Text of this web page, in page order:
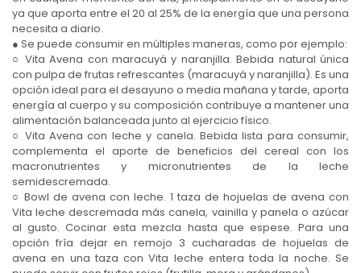
ya que aporta entre el 20 al 25% de la energía que una persona
necesita a diario.
● Se puede consumir en múltiples maneras, como por ejemplo:
○ Vita Avena con maracuyá y naranjilla. Bebida natural única
con pulpa de frutas refrescantes (maracuyá y naranjilla). Es una
opción ideal para el desayuno o media mañana y tarde, aporta
energía al cuerpo y su composición contribuye a mantener una
alimentación balanceada junto al ejercicio físico.
○ Vita Avena con leche y canela. Bebida lista para consumir,
complementa el aporte de beneficios del cereal con los
macronutrientes y micronutrientes de la leche
semidescremada.
○ Bowl de avena con leche. 1 taza de hojuelas de avena con
Vita leche descremada más canela, vainilla y panela o azúcar
al gusto. Cocinar esta mezcla hasta que espese. Para una
opción fría dejar en remojo 3 cucharadas de hojuelas de
avena en una taza con Vita leche entera toda la noche. Se